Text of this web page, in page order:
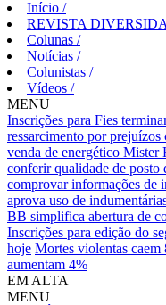
Início /
REVISTA
Colunas /
Notícias /
Colunistas /
Vídeos /
MENU
Inscrições para Fies
ressarcimento por prejuízos
venda de energético Mister
conferir qualidade de posto
comprovar informações de
aprova uso de
BB simplifica abertura de
Inscrições para edição do
hoje Mortes violentas
aumentam 4%
EM ALTA
MENU